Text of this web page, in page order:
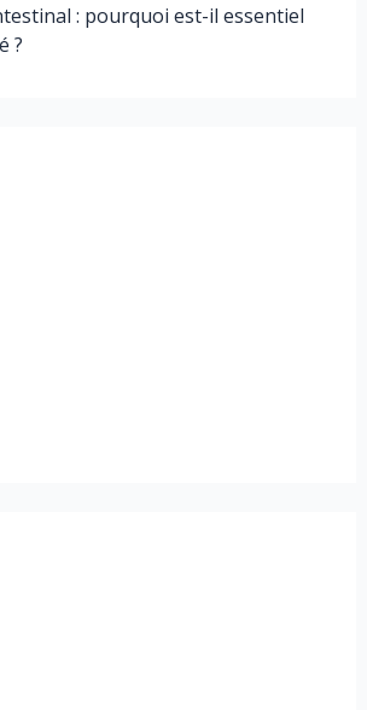
: pourquoi est-il essentiel
?